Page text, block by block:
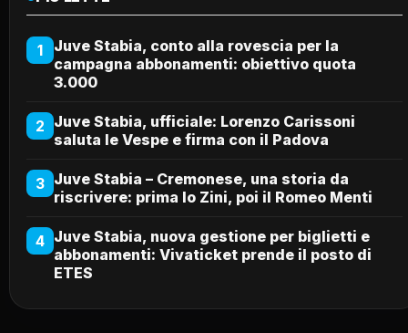
1
Juve Stabia, conto alla rovescia per la
campagna abbonamenti: obiettivo quota
3.000
2 Juve Stabia, ufficiale: Lorenzo Carissoni
saluta le Vespe e firma con il Padova
3 Juve Stabia – Cremonese, una storia da
riscrivere: prima lo Zini, poi il Romeo Menti
4 Juve Stabia, nuova gestione per biglietti e
abbonamenti: Vivaticket prende il posto di
ETES